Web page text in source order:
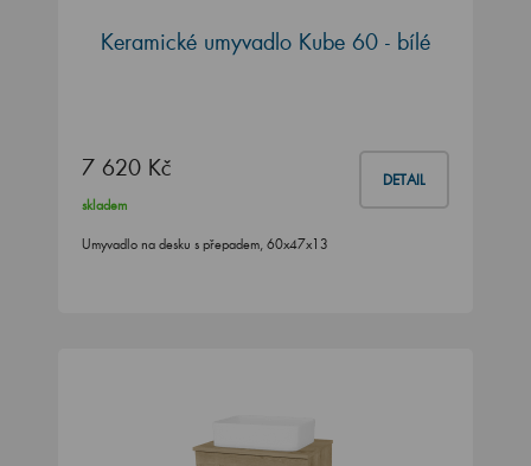
Keramické umyvadlo Kube 60 - bílé
7 620 Kč DETAIL
skladem
Umyvadlo na desku s přepadem, 60x47x13